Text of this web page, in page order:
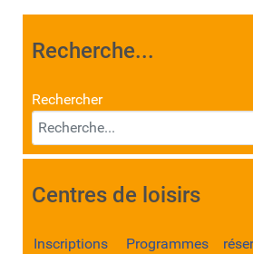
Recherche...
Rechercher
Centres de loisirs
Inscriptions Programmes